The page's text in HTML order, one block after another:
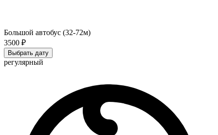
Большой автобус (32-72м)
3500 ₽
Выбрать дату
регулярный